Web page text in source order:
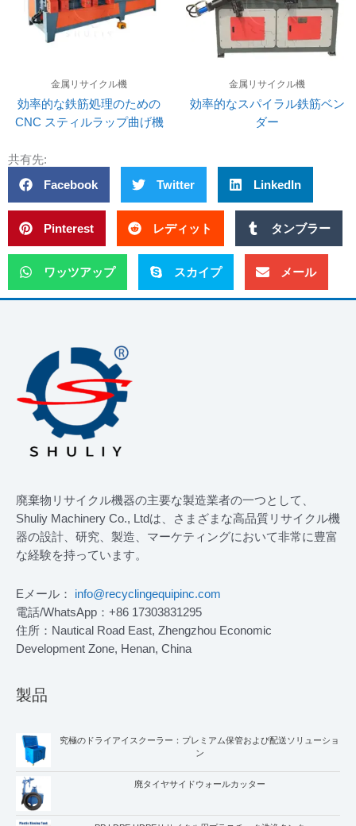
金属リサイクル機
効率的な鉄筋処理のための
CNC スティルラップ曲げ機
金属リサイクル機
効率的なスパイラル鉄筋ベン
ダー
共有先:
Facebook Twitter LinkedIn
Pinterest レディット タンブラー
ワッツアップ スカイプ メール
廃棄物リサイクル機器の主要な製造業者の一つとして、
Shuliy Machinery Co., Ltdは、さまざまな高品質リサイクル機
器の設計、研究、製造、マーケティングにおいて非常に豊富
な経験を持っています。
Eメール： info@recyclingequipinc.com
電話/WhatsApp：+86 17303831295
住所：Nautical Road East, Zhengzhou Economic
Development Zone, Henan, China
製品
究極のドライアイスクーラー：プレミアム保管および配送ソリューショ
ン
廃タイヤサイドウォールカッター